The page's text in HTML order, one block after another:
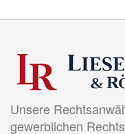
Unsere
gewerblichen